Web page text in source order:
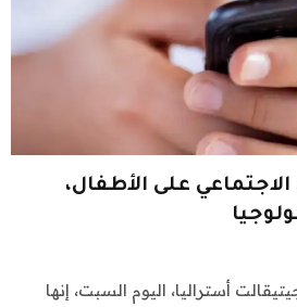
على الأطفال،
أستراليا، اليوم السبت، إنها